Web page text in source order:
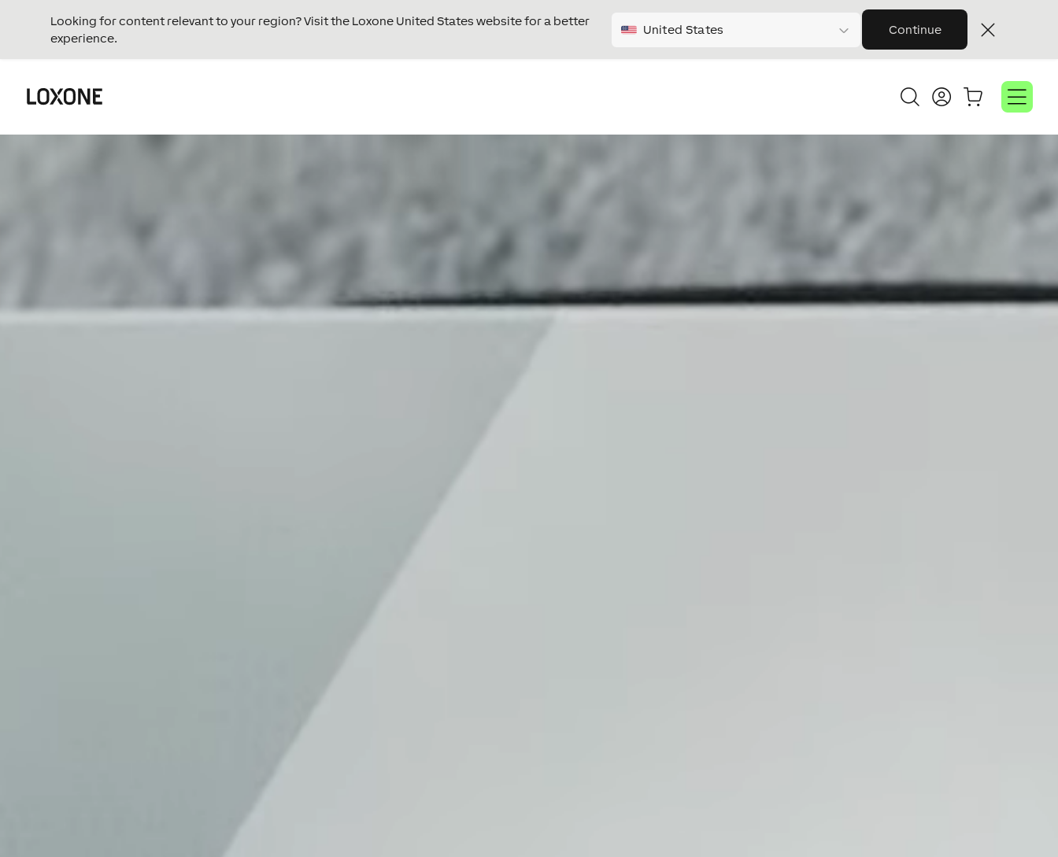
Looking for content relevant to your region? Visit the Loxone United States website for a better
experience.
United States Continue